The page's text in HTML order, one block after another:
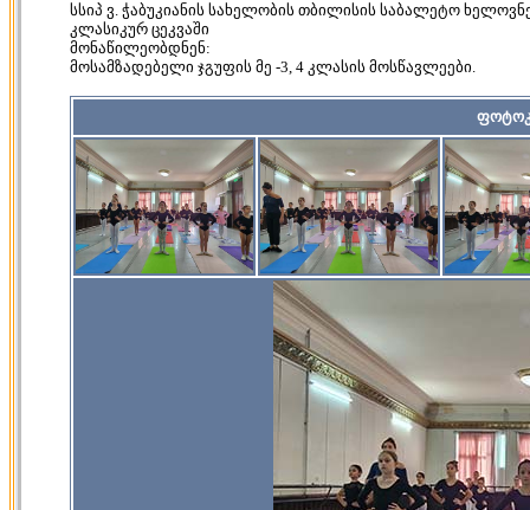
სსიპ ვ. ჭაბუკიანის სახელობის თბილისის საბალეტო
კლასიკურ ცეკვაში
მონაწილეობდნენ:
მოსამზადებელი ჯგუფის მე -3, 4 კლასის მოსწავლეები.